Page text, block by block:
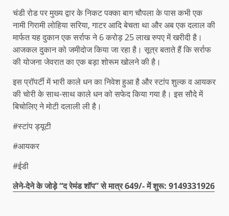
चंडी रोड पर मुख्य द्वार के निकट पक्का बाग चौपला के पास कभी एक
नामी गिरामी लोहिया सरिया, गाटर आदि बेचता था और अब एक दलाल की
मार्फत यह दुकान एक सर्राफ ने 6 करोड़ 25 लाख रुपए में खरीदी है।
आजकल दुकान को जमीदोज किया जा रहा है। सूत्र बताते हैं कि सर्राफ
की योजना जेवरात का एक बड़ा शोरूम खोलने की है।
इस प्रॉपर्टी में भारी काले धन का निवेश हुआ है और स्टांप शुल्क व आयकर
की चोरी के साथ-साथ काले धन को सफेद किया गया है। इस सौदे में
बिचोलिए ने मोटी दलाली ली है।
#स्टांप ड्यूटी
#आयकर
#ईडी
लेने-देने के जोड़े “द रेमंड शॉप” से मात्र 649/- में शुरू: 9149331926